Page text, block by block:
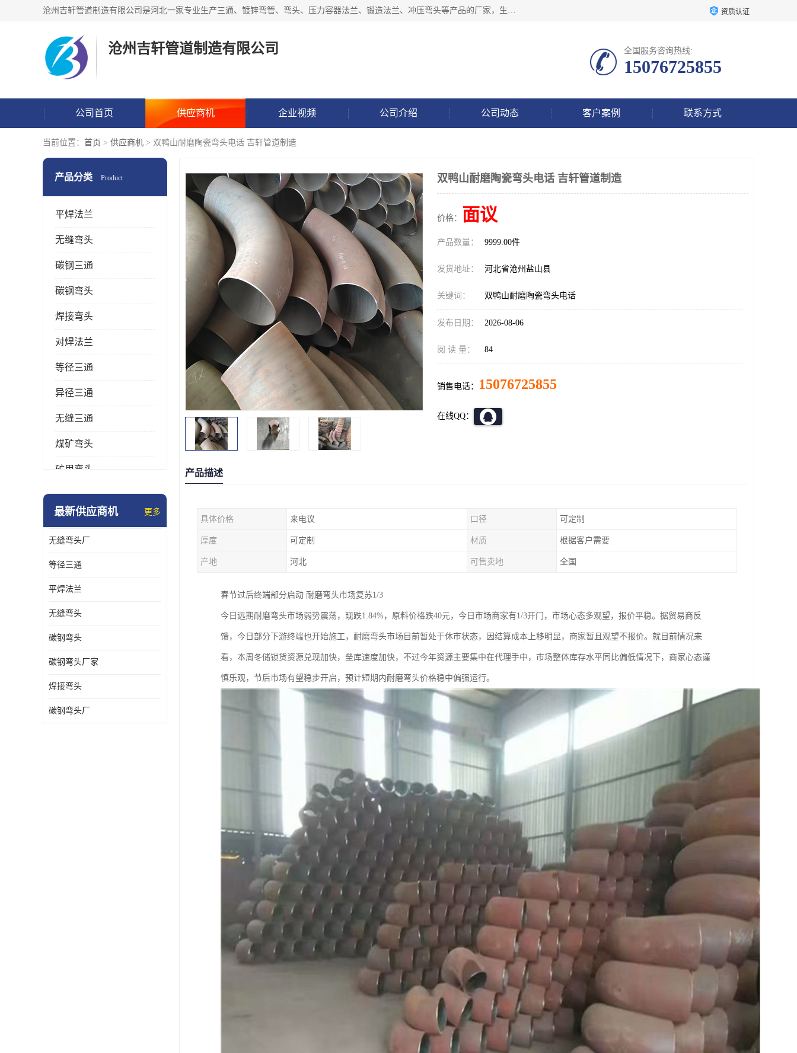
沧州吉轩管道制造有限公司是河北一家专业生产三通、镀锌弯管、弯头、压力容器法兰、锻造法兰、冲压弯头等产品的厂家，生产设备精良，工艺先进，产品规格齐全，售后服务健全。 资质认证
沧州吉轩管道制造有限公司 全国服务咨询热线:
15076725855
公司首页 供应商机 企业视频 公司介绍 公司动态 客户案例 联系方式
当前位置： 首页 > 供应商机 > 双鸭山耐磨陶瓷弯头电话 吉轩管道制造
产品分类 Product
平焊法兰
无缝弯头
碳钢三通
碳钢弯头
焊接弯头
对焊法兰
等径三通
异径三通
无缝三通
煤矿弯头
矿用弯头
冲压弯头
热压弯头
镀锌弯头
最新供应商机 更多
无缝弯头厂
等径三通
平焊法兰
无缝弯头
碳钢弯头
碳钢弯头厂家
焊接弯头
碳钢弯头厂
双鸭山耐磨陶瓷弯头电话 吉轩管道制造
价格： 面议
产品数量： 9999.00件
发货地址： 河北省沧州盐山县
关键词： 双鸭山耐磨陶瓷弯头电话
发布日期： 2026-08-06
阅 读 量： 84
销售电话： 15076725855
在线QQ：
产品描述
具体价格 来电议 口径 可定制
厚度 可定制 材质 根据客户需要
产地 河北 可售卖地 全国
春节过后终端部分启动 耐磨弯头市场复苏1/3
今日远期耐磨弯头市场弱势震荡，现跌1.84%，原料价格跌40元，今日市场商家有1/3开门，市场心态多观望，报价平稳。据贸易商反
馈，今日部分下游终端也开始施工，耐磨弯头市场目前暂处于休市状态，因结算成本上移明显，商家暂且观望不报价。就目前情况来
看，本周冬储锁货资源兑现加快，垒库速度加快，不过今年资源主要集中在代理手中，市场整体库存水平同比偏低情况下，商家心态谨
慎乐观，节后市场有望稳步开启，预计短期内耐磨弯头价格稳中偏强运行。